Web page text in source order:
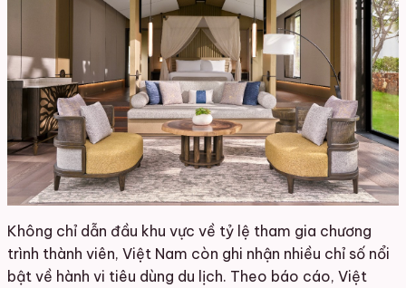
Không chỉ dẫn đầu khu vực về tỷ lệ tham gia chương
trình thành viên, Việt Nam còn ghi nhận nhiều chỉ số nổi
bật về hành vi tiêu dùng du lịch. Theo báo cáo, Việt